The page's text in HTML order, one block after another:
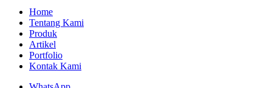
Home
Tentang Kami
Produk
Artikel
Portfolio
Kontak Kami